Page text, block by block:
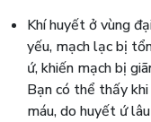
Khí huyết ở vùng
yếu, mạch lạc bị
ứ, khiến mạch bị
Bạn có thể thấy
máu, do huyết ứ